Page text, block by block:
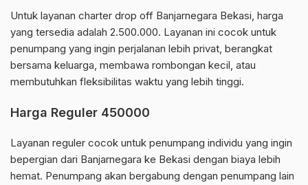
Untuk layanan charter drop off Banjarnegara Bekasi, harga
yang tersedia adalah 2.500.000. Layanan ini cocok untuk
penumpang yang ingin perjalanan lebih privat, berangkat
bersama keluarga, membawa rombongan kecil, atau
membutuhkan fleksibilitas waktu yang lebih tinggi.
Harga Reguler 450000
Layanan reguler cocok untuk penumpang individu yang ingin
bepergian dari Banjarnegara ke Bekasi dengan biaya lebih
hemat. Penumpang akan bergabung dengan penumpang lain